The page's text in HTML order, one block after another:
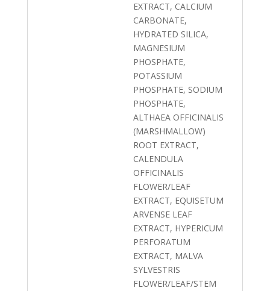
EXTRACT, CALCIUM
CARBONATE,
HYDRATED SILICA,
MAGNESIUM
PHOSPHATE,
POTASSIUM
PHOSPHATE, SODIUM
PHOSPHATE,
ALTHAEA OFFICINALIS
(MARSHMALLOW)
ROOT EXTRACT,
CALENDULA
OFFICINALIS
FLOWER/LEAF
EXTRACT, EQUISETUM
ARVENSE LEAF
EXTRACT, HYPERICUM
PERFORATUM
EXTRACT, MALVA
SYLVESTRIS
FLOWER/LEAF/STEM